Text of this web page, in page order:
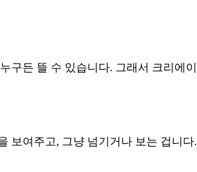
든 뜰 수 있습니다. 그래서 크리에
여주고, 그냥 넘기거나 보는 겁니